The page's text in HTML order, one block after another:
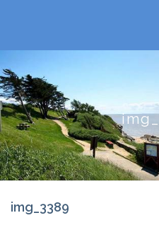
img_3389